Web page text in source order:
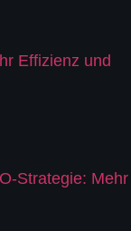
Effizienz und
Strategie: Mehr